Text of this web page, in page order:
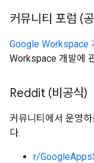
커뮤니티 포럼 (
Google Workspace
Workspace 개발에
Reddit (비공식)
커뮤니티에서 운영
다.
r/